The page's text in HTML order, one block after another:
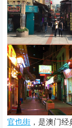
官也街 ，是澳门